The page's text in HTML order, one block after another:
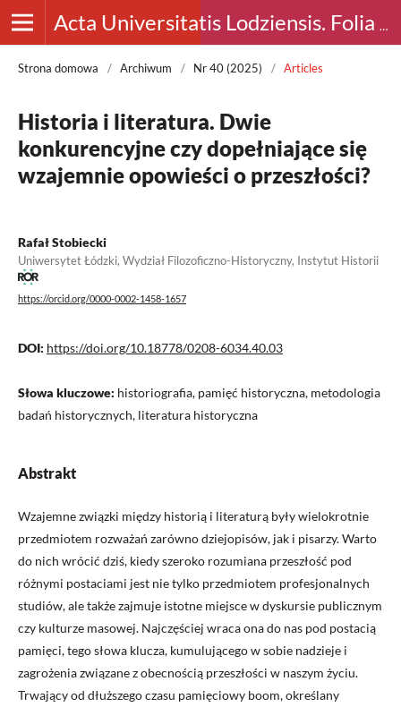
Acta Universitatis Lodziensis. Folia Archaeologica
Strona domowa / Archiwum / Nr 40 (2025) / Articles
Historia i literatura. Dwie
konkurencyjne czy dopełniające się
wzajemnie opowieści o przeszłości?
Rafał Stobiecki
Uniwersytet Łódzki, Wydział Filozoficzno-Historyczny, Instytut Historii
https://orcid.org/0000-0002-1458-1657
DOI: https://doi.org/10.18778/0208-6034.40.03
Słowa kluczowe: historiografia, pamięć historyczna, metodologia
badań historycznych, literatura historyczna
Abstrakt
Wzajemne związki między historią i literaturą były wielokrotnie
przedmiotem rozważań zarówno dziejopisów, jak i pisarzy. Warto
do nich wrócić dziś, kiedy szeroko rozumiana przeszłość pod
różnymi postaciami jest nie tylko przedmiotem profesjonalnych
studiów, ale także zajmuje istotne miejsce w dyskursie publicznym
czy kulturze masowej. Najczęściej wraca ona do nas pod postacią
pamięci, tego słowa klucza, kumulującego w sobie nadzieje i
zagrożenia związane z obecnością przeszłości w naszym życiu.
Trwający od dłuższego czasu pamięciowy boom, określany